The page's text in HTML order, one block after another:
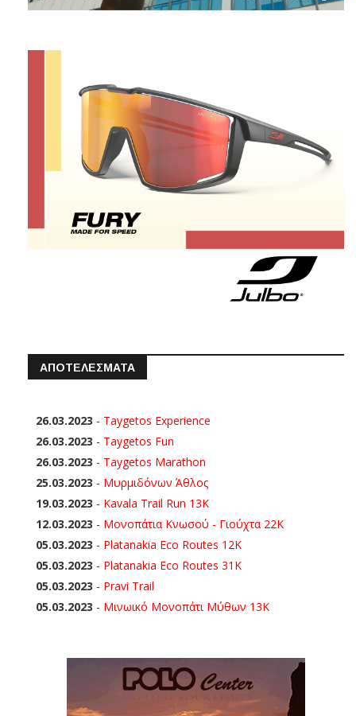
ΑΠΟΤΕΛΕΣΜΑΤΑ
26.03.2023 - Taygetos Experience
26.03.2023 - Taygetos Fun
26.03.2023 - Taygetos Marathon
25.03.2023 - Μυρμιδόνων Άθλος
19.03.2023 - Kavala Trail Run 13K
12.03.2023 - Μονοπάτια Κνωσού - Γιούχτα 22Κ
05.03.2023 - Platanakia Eco Routes 12K
05.03.2023 - Platanakia Eco Routes 31K
05.03.2023 - Pravi Trail
05.03.2023 - Μινωικό Μονοπάτι Μύθων 13Κ